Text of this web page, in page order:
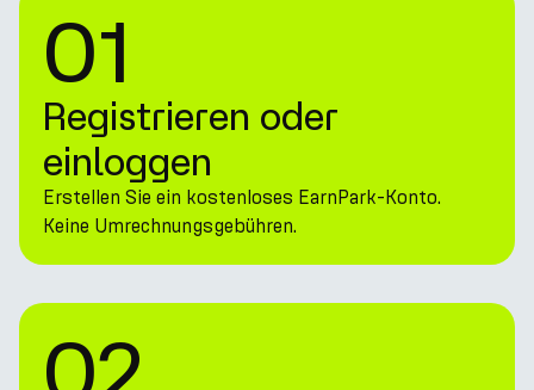
01
Registrieren oder
einloggen
Erstellen Sie ein kostenloses EarnPark-Konto.
Keine Umrechnungsgebühren.
02